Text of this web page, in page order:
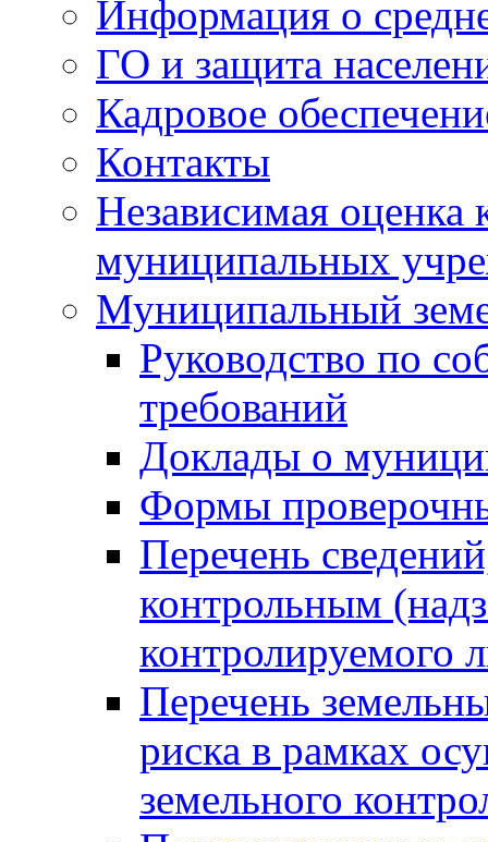
Информация о
ГО и защита
Кадровое
Контакты
Независимая оценка
муниципальных
Муниципальный
Руководство по
требований
Доклады о
Формы
Перечень
контрольным
контролируемого
Перечень
риска в рамках
земельного